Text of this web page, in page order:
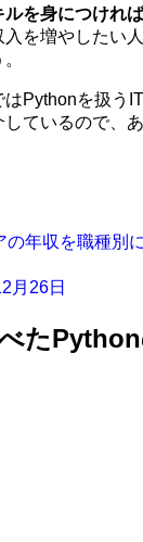
ルを身につけれ
入を増やしたい
Pythonを扱う
ているので、
の年収を職種別
月26日
た